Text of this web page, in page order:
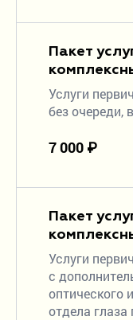
Пакет
Услуги
без очереди,
7 000 ₽
Пакет
Услуги
с
оптического
отдела